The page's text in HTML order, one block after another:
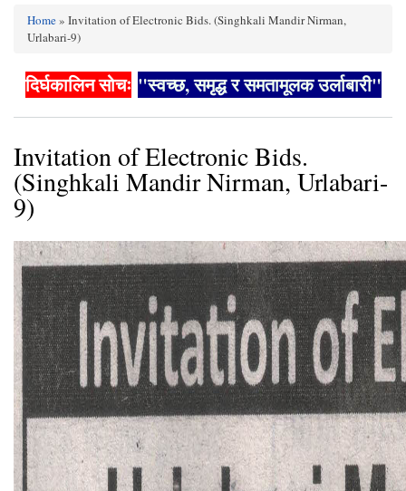
You are here
Home» Invitation of Electronic Bids. (Singhkali Mandir Nirman,
Urlabari-9)
दिर्घकालिन सोचः "स्वच्छ, समृद्ध र समतामूलक उर्लाबारी"
Invitation of Electronic Bids.
(Singhkali Mandir Nirman, Urlabari-
9)